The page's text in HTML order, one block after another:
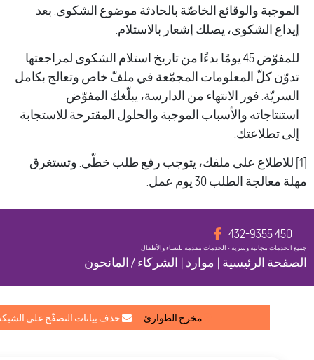
مخرج الطوارئ‌ حذف بيانات التصفّح على الشبكة
والوقائع الخاصّة بالحادثة موضوع الشكوى. بعد
الشكوى، يصلك إشعار بالاستلام.
للمفوّض 45 يومًا بدءًا من تاريخ استلام الشكوى لمراجعتها.
كلّ المعلومات المجمّعة في ملفّ خاص وتعالج بكامل
فور الانتهاء من الدارسة، يبلّغك المفوّض
والأسباب الموجبة والحلول المقترحة للاستجابة
على ملفك، يتوجب رفع طلب خطّي. وتستغرق
الطلب 30 يوم عمل.
مجانية وسرية • الخدمات مقدمة للنساء والأطفال
الرئيسية |موارد |الشركاء / المانحون